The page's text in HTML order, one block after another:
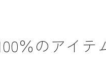
％のアイテ